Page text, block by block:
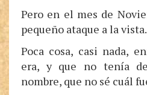
Pero en el mes de
pequeño ataque a la vista.
Poca cosa, casi nada,
era, y que no tenía
nombre, que no sé cuál